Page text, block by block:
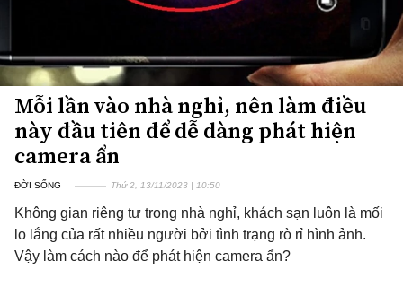
Mỗi lần vào nhà nghỉ, nên làm điều
này đầu tiên để dễ dàng phát hiện
camera ẩn
ĐỜI SỐNG Thứ 2, 13/11/2023 | 10:50
Không gian riêng tư trong nhà nghỉ, khách sạn luôn là mối
lo lắng của rất nhiều người bởi tình trạng rò rỉ hình ảnh.
Vậy làm cách nào để phát hiện camera ẩn?